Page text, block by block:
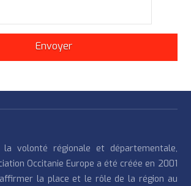
la volonté régionale et départementale,
Occitanie Europe a été créée en 2001
la place et le rôle de la région au